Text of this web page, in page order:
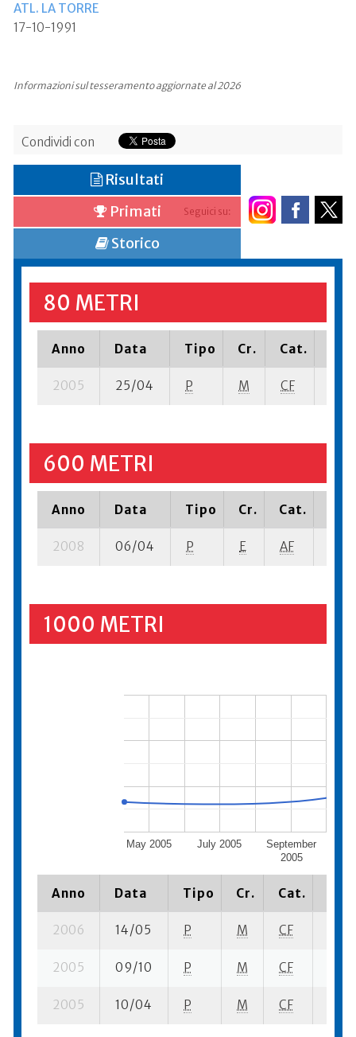
ATL. LA TORRE
17-10-1991
Informazioni sul tesseramento aggiornate al 2026
Condividi con
Seguici su:
Risultati
Primati
Storico
80 METRI
Anno Data Tipo Cr. Cat.
2005 25/04 P M CF
600 METRI
Anno Data Tipo Cr. Cat.
2008 06/04 P E AF
1000 METRI
May 2005 July 2005
September
2005
Anno Data Tipo Cr. Cat.
2006 14/05 P M CF
2005 09/10 P M CF
2005 10/04 P M CF